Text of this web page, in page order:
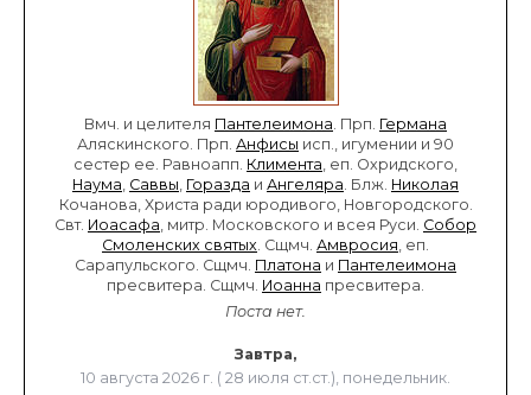
Вмч. и целителя Пантелеимона . Прп. Германа
Аляскинского. Прп. Анфисы исп., игумении и 90
сестер ее. Равноапп. Климента , еп. Охридского,
Наума Саввы Горазда и Ангеляра . Блж. Николая
Кочанова, Христа ради юродивого, Новгородского.
Свт. Иоасафа , митр. Московского и всея Руси. Собор
Смоленских святых . Сщмч. Амвросия , еп.
Сарапульского. Сщмч. Платона и Пантелеимона
пресвитера. Сщмч. Иоанна пресвитера.
Поста нет.
Завтра,
10 августа 2026 г. ( 28 июля ст.ст.), понедельник.